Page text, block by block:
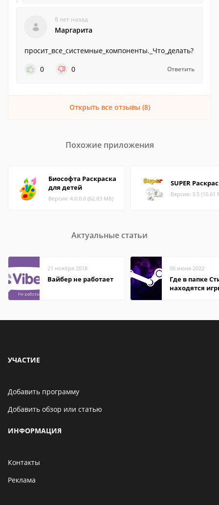
8 лет назад
Маргарита
просит_все_системные_компоненты._Что_делать?
0
0 Ответить
Открыть все отзывы (8)
Похожие приложения
Биософта Раскраска
для детей
Версия: 4.0.0.0 (62.83 МБ)
SUPER
Версия: 3.5 (10.61
Актуальные статьи
21 ноября 2018
Вайбер не работает
06 июня 2022
Где в папке
находятся
УЧАСТИЕ
Добавить программу
Добавить обзор или статью
ИНФОРМАЦИЯ
Контакты
Реклама